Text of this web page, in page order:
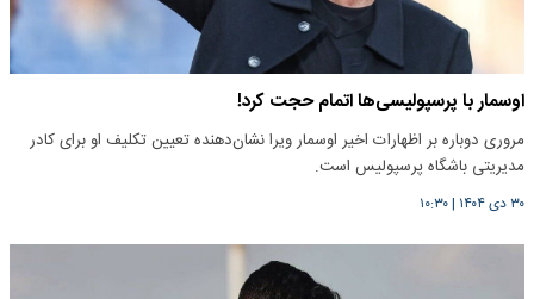
اوسمار با پرسپولیسی‌ها اتمام حجت کرد!
مروری دوباره بر اظهارات اخیر اوسمار ویرا نشان‌دهنده تعیین تکلیف او برای کادر
مدیریتی باشگاه پرسپولیس است.
۳۰ دی ۱۴۰۴ |۱۰:۳۰